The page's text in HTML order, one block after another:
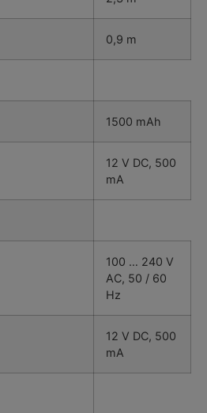
0,9 m
1500 mAh
12 V DC, 500
mA
100 … 240 V
AC, 50 / 60
Hz
12 V DC, 500
mA